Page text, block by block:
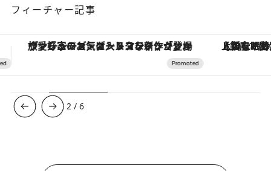
フィーチャー記事
【銀座で出合う最旬美容】美髪ケアや上質な眠り…セルフケアのアップデートから、特別な名入れギフトまで。大人のための「ReFa GINZA」クルーズ
3 /6